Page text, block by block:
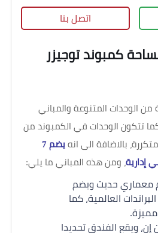
اتصل بنا
كمبوند توجيزر
الوحدات المتنوعة والمباني
كما تتكون الوحدات في الكمبوند من
يضم 7
، ومن هذه المباني ما يلي:
معماري حديث ويضم
العالمية، كما
مميزة.
ويقع الفندق تحديدا